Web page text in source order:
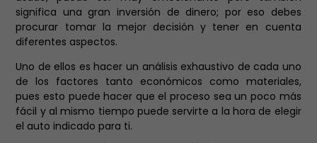
significa una gran inversión de dinero; por eso debes
procurar tomar la mejor decisión y tener en cuenta
diferentes aspectos.
Uno de ellos es hacer un análisis exhaustivo de cada uno
de los factores tanto económicos como materiales,
pues esto puede hacer que el proceso sea un poco más
fácil y al mismo tiempo puede servirte a la hora de elegir
el auto indicado para ti.